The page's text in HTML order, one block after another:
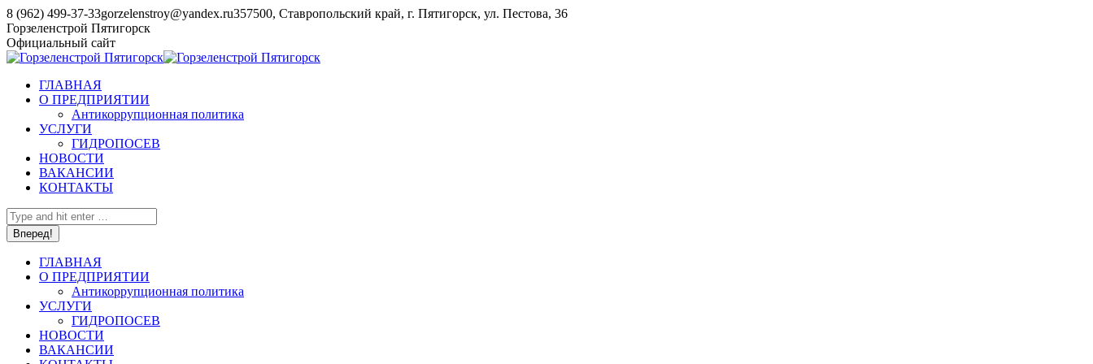
Перейти
к
содержанию
8 (962) 499-37-33gorzelenstroy@yandex.ru357500, Ставропольский край, г. Пятигорск, ул. Пестова, 36
YouTube
page
opens
new
window
Горзеленстрой Пятигорск
Официальный сайт
ГЛАВНАЯ
О ПРЕДПРИЯТИИ
Антикоррупционная политика
УСЛУГИ
ГИДРОПОСЕВ
НОВОСТИ
ВАКАНСИИ
КОНТАКТЫ
Поиск:
ГЛАВНАЯ
О ПРЕДПРИЯТИИ
Антикоррупционная политика
УСЛУГИ
ГИДРОПОСЕВ
НОВОСТИ
ВАКАНСИИ